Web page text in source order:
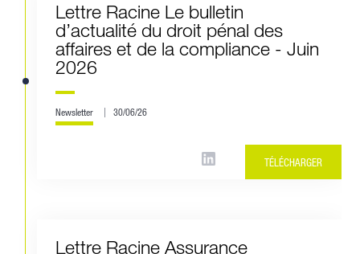
Lettre Racine Le bulletin
d’actualité du droit pénal des
affaires et de la compliance - Juin
2026
Newsletter 30/06/26
TÉLÉCHARGER
Lettre Racine Assurance